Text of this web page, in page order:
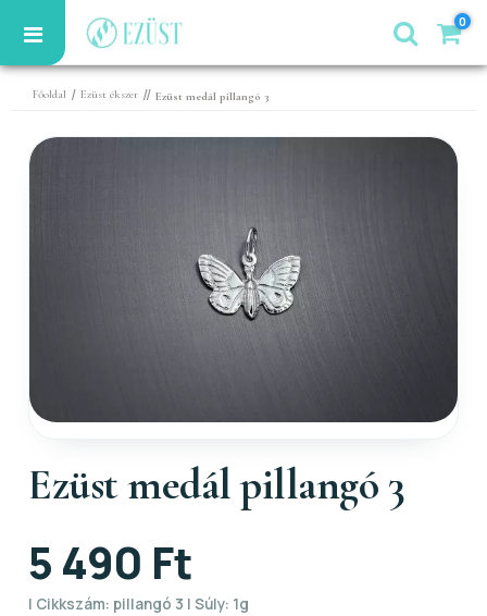
0
Főoldal / Ezüst ékszer // Ezüst medál pillangó 3
Ezüst medál pillangó 3
5 490 Ft
| Cikkszám: pillangó 3 | Súly: 1g